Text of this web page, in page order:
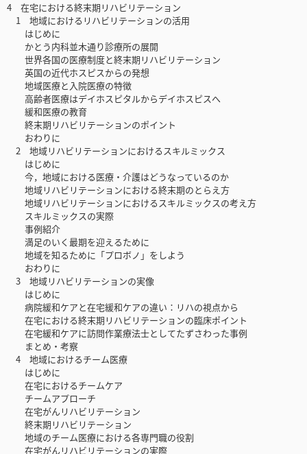
4 在宅における終末期リハビリテーション
1 地域におけるリハビリテーションの活用
はじめに
かとう内科並木通り診療所の展開
世界各国の医療制度と終末期リハビリテーション
英国の近代ホスピスからの発想
地域医療と入院医療の特徴
高齢者医療はデイホスピタルからデイホスピスへ
緩和医療の教育
終末期リハビリテーションのポイント
おわりに
2 地域リハビリテーションにおけるスキルミックス
はじめに
今，地域における医療・介護はどうなっているのか
地域リハビリテーションにおける終末期のとらえ方
地域リハビリテーションにおけるスキルミックスの考え方
スキルミックスの実際
事例紹介
満足のいく最期を迎えるために
地域を知るために「プロボノ」をしよう
おわりに
3 地域リハビリテーションの実像
はじめに
病院緩和ケアと在宅緩和ケアの違い：リハの視点から
在宅における終末期リハビリテーションの臨床ポイント
在宅緩和ケアに訪問作業療法士としてたずさわった事例
まとめ・考察
4 地域におけるチーム医療
はじめに
在宅におけるチームケア
チームアプローチ
在宅がんリハビリテーション
終末期リハビリテーション
地域のチーム医療における各専門職の役割
在宅がんリハビリテーションの実際